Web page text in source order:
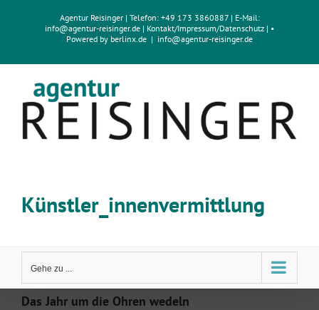
Agentur Reisinger| Telefon: +49 173 3860887 | E-Mail:
info@agentur-reisinger.de | Kontakt/Impressum/Datenschutz | •
Powered by berlinx.de | info@agentur-reisinger.de
Künstler_innenvermittlung
Gehe zu ...
Das Jahr um die Ohren wedeln